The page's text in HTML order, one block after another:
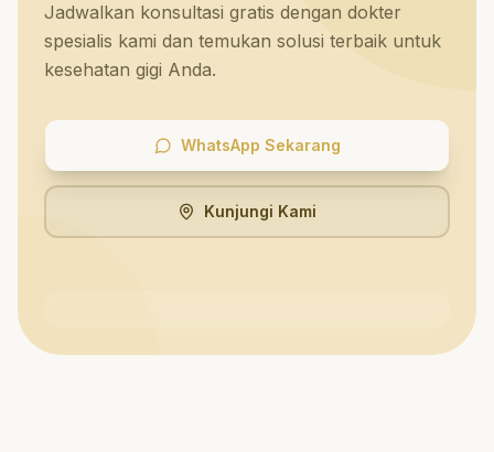
Jadwalkan konsultasi gratis dengan dokter
spesialis kami dan temukan solusi terbaik untuk
kesehatan gigi Anda.
WhatsApp Sekarang
Kunjungi Kami